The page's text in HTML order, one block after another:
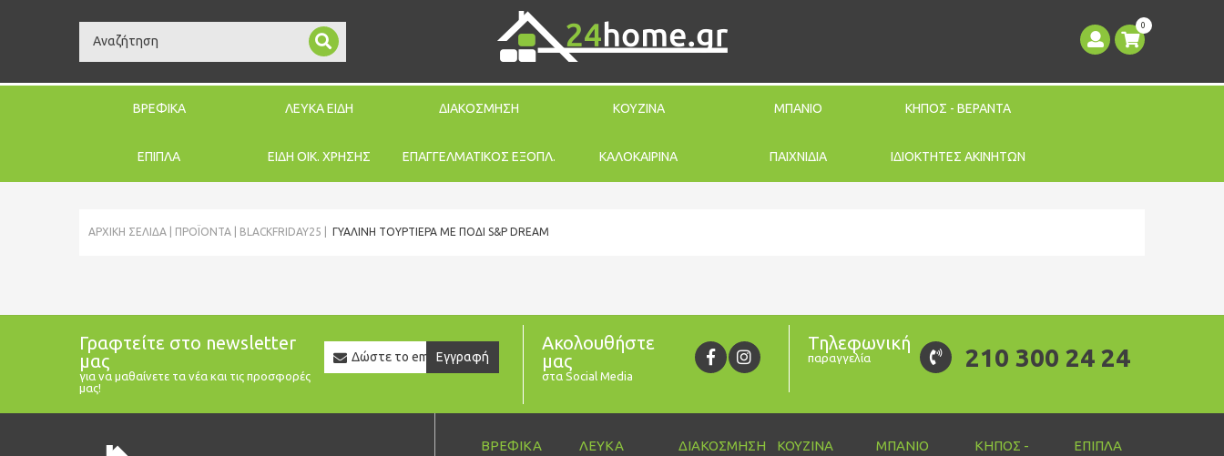
Search
0
ΒΡΕΦΙΚΑ ΛΕΥΚΑ ΕΙΔΗ ΔΙΑΚΟΣΜΗΣΗ ΚΟΥΖΙΝΑ ΜΠΑΝΙΟ ΚΗΠΟΣ - ΒΕΡΑΝΤΑ
ΕΠΙΠΛΑ ΕΙΔΗ ΟΙΚ. ΧΡΗΣΗΣ ΕΠΑΓΓΕΛΜΑΤΙΚΟΣ ΕΞΟΠΛ. ΚΑΛΟΚΑΙΡΙΝΑ ΠΑΙΧΝΙΔΙΑ ΙΔΙΟΚΤΗΤΕΣ ΑΚΙΝΗΤΩΝ
ΑΡΧΙΚΉ ΣΕΛΊΔΑ ΠΡΟΪΌΝΤΑ BLACKFRIDAY25 ΓΥΆΛΙΝΗ ΤΟΥΡΤΙΈΡΑ ΜΕ ΠΌΔΙ S&P DREAM
Γραφτείτε στο newsletter
μας
για να μαθαίνετε τα νέα και τις προσφορές
μας!
Newsletter
Email
Εγγραφή
Ακολουθήστε
μας
στα Social Media
Τηλεφωνική
παραγγελία 210 300 24 24
ΒΡΕΦΙΚΑ
ΛΕΥΚΑ
ΔΙΑΚΟΣΜΗΣΗ ΚΟΥΖΙΝΑ ΜΠΑΝΙΟ
ΚΗΠΟΣ -
ΕΠΙΠΛΑ